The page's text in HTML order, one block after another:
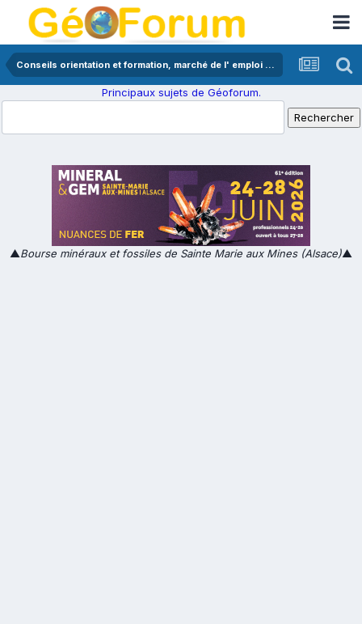
Conseils orientation et formation, marché de l' emploi en géologie
Principaux sujets de Géoforum.
▲Bourse minéraux et fossiles de Sainte Marie aux Mines (Alsace)▲